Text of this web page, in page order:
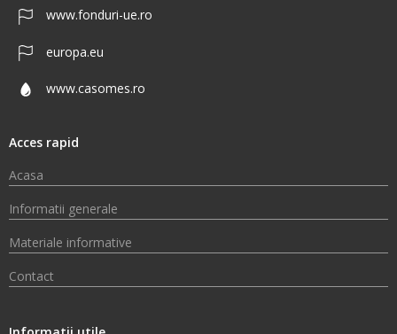
www.fonduri-ue.ro
europa.eu
www.casomes.ro
Acces rapid
Acasa
Informatii generale
Materiale informative
Contact